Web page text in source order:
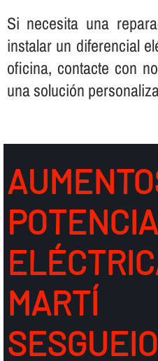
Si necesita una
instalar un diferencial
oficina, contacte con
una solución
POTENCIA
MARTÍ